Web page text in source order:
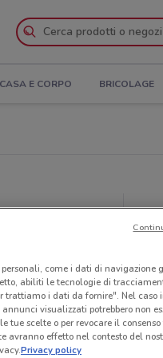
E CORPO BRICOLAGE
come i dati di navigazione
abiliti le tecnologie di
trattiamo i dati da fornire". Nel caso
visualizzati potrebbero non
tue scelte o per revocare il
effetto nel contesto del
Privacy policy